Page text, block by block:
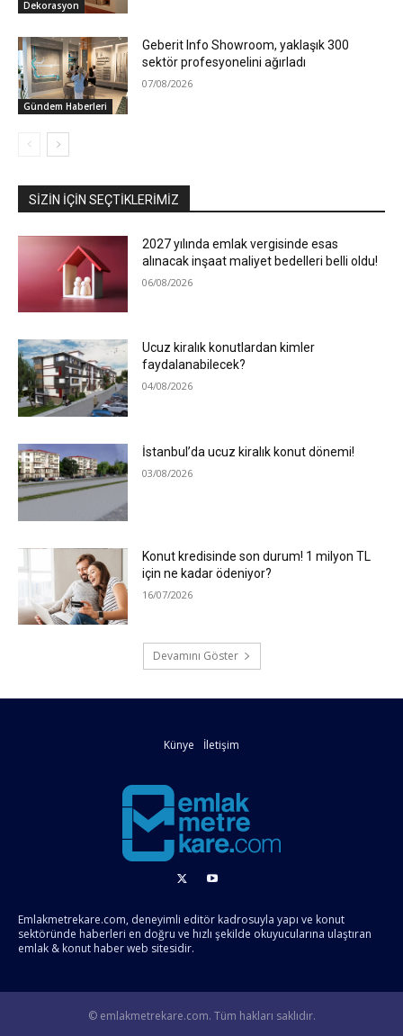
Dekorasyon
Gündem Haberleri
Geberit Info Showroom, yaklaşık 300
sektör profesyonelini ağırladı
07/08/2026
SIZIN İÇIN SEÇTIKLERIMIZ
2027 yılında emlak vergisinde esas
alınacak inşaat maliyet bedelleri belli oldu!
06/08/2026
Ucuz kiralık konutlardan kimler
faydalanabilecek?
04/08/2026
İstanbul’da ucuz kiralık konut dönemi!
03/08/2026
Konut kredisinde son durum! 1 milyon TL
için ne kadar ödeniyor?
16/07/2026
Devamını Göster
Künye İletişim
Emlakmetrekare.com, deneyimli editör kadrosuyla yapı ve konut
sektöründe haberleri en doğru ve hızlı şekilde okuyucularına ulaştıran
emlak & konut haber web sitesidir.
© emlakmetrekare.com. Tüm hakları saklıdır.